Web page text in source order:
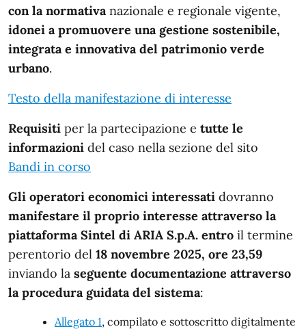
con la normativanazionale e regionale vigente,
idonei a promuovere una gestione sostenibile,
integrata e innovativa del patrimonio verde
urbano.
Testo della manifestazione di interesse
Requisiti per la partecipazione e tutte le
informazioni del caso nella sezione del sito
Bandi in corso
Gli operatori economici interessati dovranno
manifestare il proprio interesse attraverso la
piattaforma Sintel di ARIA S.p.A. entro il termine
perentorio del 18 novembre 2025, ore 23,59
inviando la seguente documentazione attraverso
la procedura guidata del sistema:
Allegato 1, compilato e sottoscritto digitalmente